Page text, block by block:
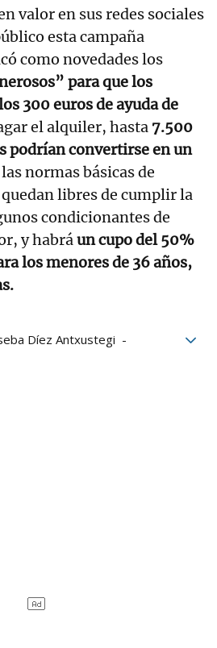
valor en sus redes sociales
esta campaña
como novedades los
para que los
300 euros de ayuda de
el alquiler, hasta 7.500
podrían convertirse en un
normas básicas de
libres de cumplir la
condicionantes de
y habráun cupo del 50%
los menores de 36 años,
Díez Antxustegi